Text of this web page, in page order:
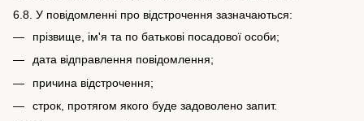
6.8. У повідомленні про відстрочення зазначаються:
прізвище, ім'я та по батькові посадової особи;
дата відправлення повідомлення;
причина відстрочення;
строк, протягом якого буде задоволено запит.